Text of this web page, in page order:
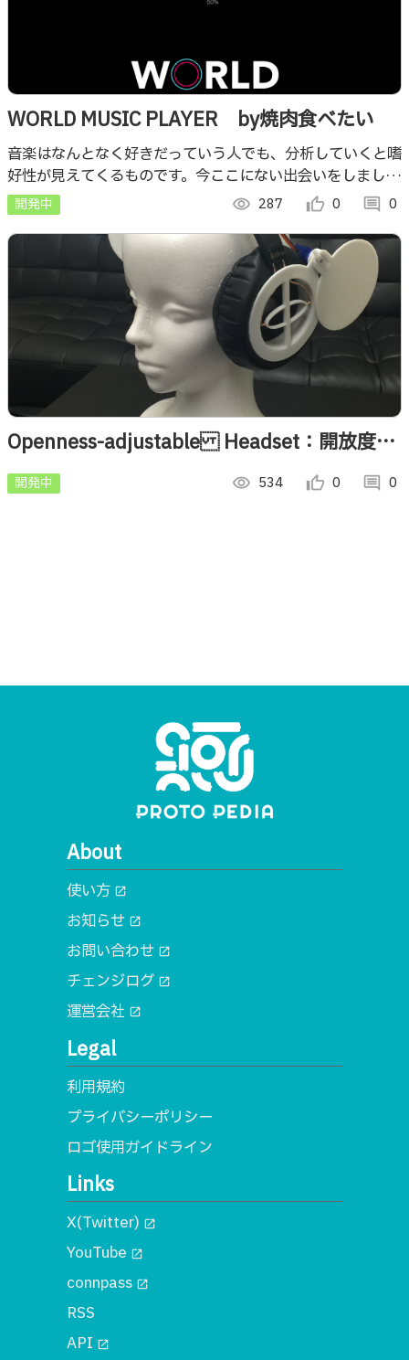
WORLD MUSIC PLAYER by焼肉食べたい
音楽はなんとなく好きだっていう人でも、分析していくと嗜
好性が見えてくるものです。今ここにない出会いをしましょ
う。
開発中 visibility 287 thumb_up_alt 0 comment 0
Openness-adjustable Headset：開放度を
調整可能なヘッドセット
開発中 visibility 534 thumb_up_alt 0 comment 0
About
使い方 open_in_new
お知らせ open_in_new
お問い合わせ open_in_new
チェンジログ open_in_new
運営会社 open_in_new
Legal
利用規約
プライバシーポリシー
ロゴ使用ガイドライン
Links
X(Twitter) open_in_new
YouTube open_in_new
connpass open_in_new
RSS
API open_in_new